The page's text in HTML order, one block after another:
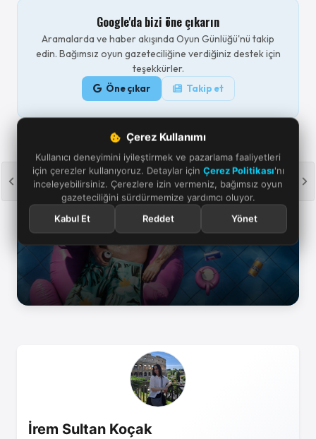
Çerez Kullanımı
Kullanıcı deneyimini iyileştirmek ve pazarlama faaliyetleri
için çerezler kullanıyoruz. Detaylar için Çerez Politikası'nı
inceleyebilirsiniz. Çerezlere izin vermeniz, bağımsız oyun
gazeteciliğini sürdürmemize yardımcı oluyor.
Kabul Et
Reddet Yönet
Google'da bizi öne çıkarın
Aramalarda ve haber akışında Oyun Günlüğü'nü takip
edin. Bağımsız oyun gazeteciliğine verdiğiniz destek için
teşekkürler.
Öne çıkar Takip et
GTA 6 Rehberi'ne Göz Atın
İrem Sultan Koçak